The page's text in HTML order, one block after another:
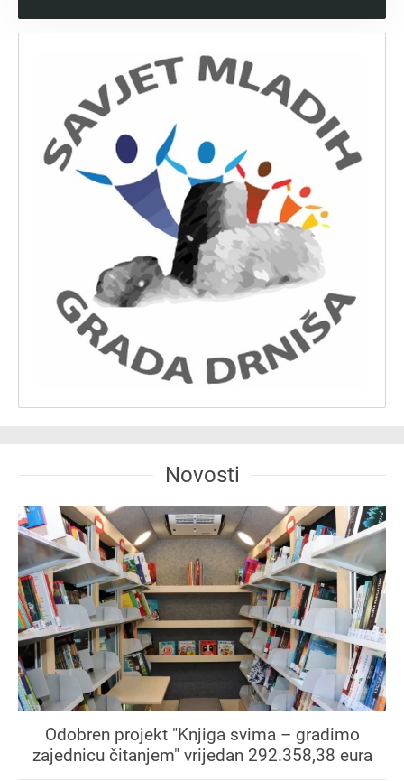
Novosti
Odobren projekt "Knjiga svima – gradimo
zajednicu čitanjem" vrijedan 292.358,38 eura